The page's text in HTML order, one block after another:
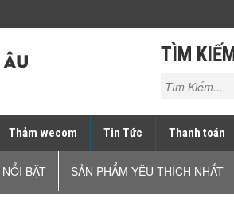
TÌM KIẾM
Thảm wecom Tin Tức Thanh toán
BẬT SẢN PHẨM YÊU THÍCH NHẤT